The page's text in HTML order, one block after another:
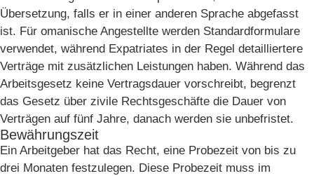
Übersetzung, falls er in einer anderen Sprache abgefasst
ist. Für omanische Angestellte werden Standardformulare
verwendet, während Expatriates in der Regel detailliertere
Verträge mit zusätzlichen Leistungen haben. Während das
Arbeitsgesetz keine Vertragsdauer vorschreibt, begrenzt
das Gesetz über zivile Rechtsgeschäfte die Dauer von
Verträgen auf fünf Jahre, danach werden sie unbefristet.
Bewährungszeit
Ein Arbeitgeber hat das Recht, eine Probezeit von bis zu
drei Monaten festzulegen. Diese Probezeit muss im